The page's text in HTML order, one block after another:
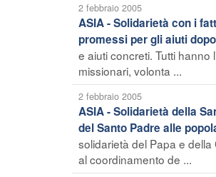
2 febbraio 2005
ASIA - Solidarietà con i
promessi per gli aiuti
e aiuti concreti. Tutti hanno
missionari, volonta ...
2 febbraio 2005
ASIA - Solidarietà della
del Santo Padre alle
solidarietà del Papa e
al coordinamento de ...